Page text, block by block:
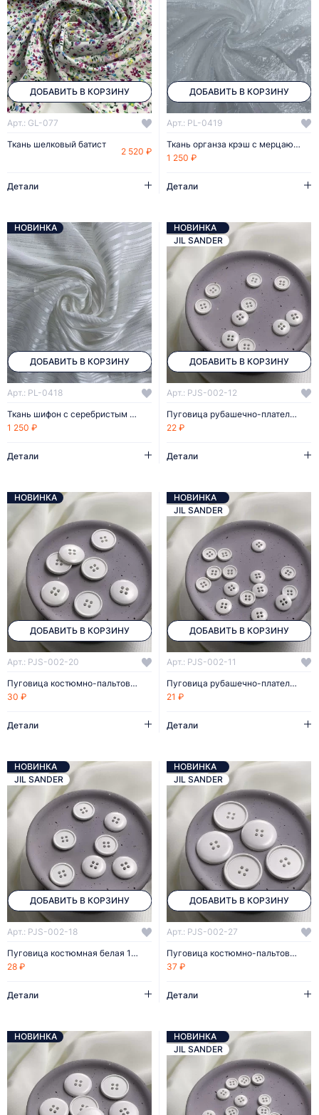
ДОБАВИТЬ В КОРЗИНУ
Арт.: GL-077
Ткань шелковый батист
2 520 ₽
Детали
ДОБАВИТЬ В КОРЗИНУ
Арт.: PL-0419
Ткань органза крэш с мерцающим эффектом
1 250 ₽
Детали
ДОБАВИТЬ В КОРЗИНУ
НОВИНКА
Арт.: PL-0418
Ткань шифон с серебристым люрексом
1 250 ₽
Детали
ДОБАВИТЬ В КОРЗИНУ
НОВИНКА
JIL SANDER
Арт.: PJS-002-12
Пуговица рубашечно-плательная белая 12 мм пластик
22 ₽
Детали
ДОБАВИТЬ В КОРЗИНУ
НОВИНКА
Арт.: PJS-002-20
Пуговица костюмно-пальтовая белая 20 мм пластик
30 ₽
Детали
ДОБАВИТЬ В КОРЗИНУ
НОВИНКА
JIL SANDER
Арт.: PJS-002-11
Пуговица рубашечно-плательная белая 11 мм пластик
21 ₽
Детали
ДОБАВИТЬ В КОРЗИНУ
НОВИНКА
JIL SANDER
Арт.: PJS-002-18
Пуговица костюмная белая 18 мм пластик
28 ₽
Детали
ДОБАВИТЬ В КОРЗИНУ
НОВИНКА
JIL SANDER
Арт.: PJS-002-27
Пуговица костюмно-пальтовая белая 27 мм пластик
37 ₽
Детали
НОВИНКА
НОВИНКА
JIL SANDER